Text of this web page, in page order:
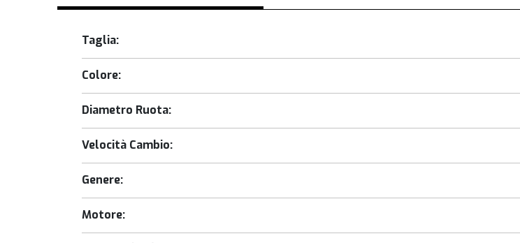
Taglia:
Colore:
Diametro Ruota:
Velocità Cambio:
Genere:
Motore: